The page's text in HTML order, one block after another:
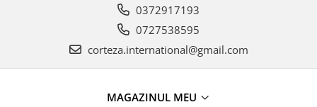
0372917193
0727538595
corteza.international@gmail.com
MAGAZINUL MEU